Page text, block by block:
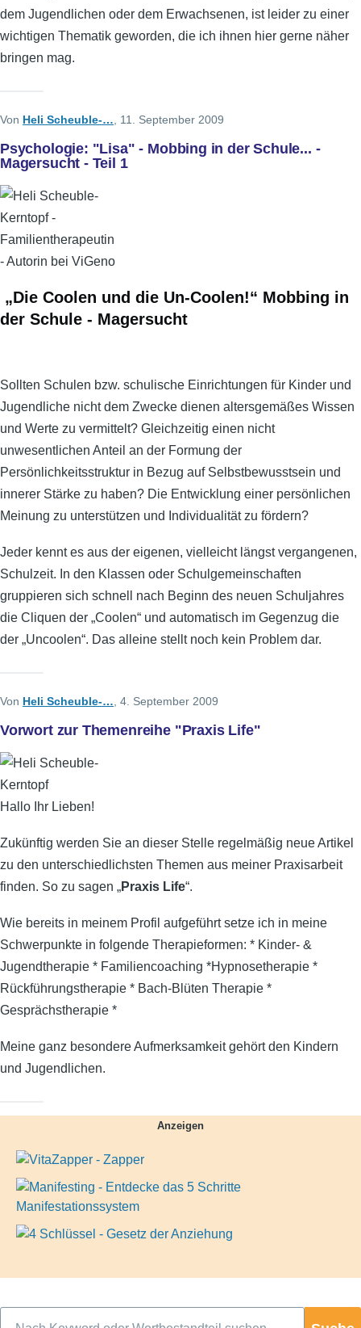
dem Jugendlichen oder dem Erwachsenen, ist leider zu einer
wichtigen Thematik geworden, die ich ihnen hier gerne näher
bringen mag.
Von Heli Scheuble-… , 11. September 2009
Psychologie: "Lisa" - Mobbing in der Schule... -
Magersucht - Teil 1
„Die Coolen und die Un-Coolen!“ Mobbing in
der Schule - Magersucht
Sollten Schulen bzw. schulische Einrichtungen für Kinder und
Jugendliche nicht dem Zwecke dienen altersgemäßes Wissen
und Werte zu vermittelt? Gleichzeitig einen nicht
unwesentlichen Anteil an der Formung der
Persönlichkeitsstruktur in Bezug auf Selbstbewusstsein und
innerer Stärke zu haben? Die Entwicklung einer persönlichen
Meinung zu unterstützen und Individualität zu fördern?
Jeder kennt es aus der eigenen, vielleicht längst vergangenen,
Schulzeit. In den Klassen oder Schulgemeinschaften
gruppieren sich schnell nach Beginn des neuen Schuljahres
die Cliquen der „Coolen“ und automatisch im Gegenzug die
der „Uncoolen“. Das alleine stellt noch kein Problem dar.
Von Heli Scheuble-… , 4. September 2009
Vorwort zur Themenreihe "Praxis Life"
Hallo Ihr Lieben!
Zukünftig werden Sie an dieser Stelle regelmäßig neue Artikel
zu den unterschiedlichsten Themen aus meiner Praxisarbeit
finden. So zu sagen „Praxis Life“.
Wie bereits in meinem Profil aufgeführt setze ich in meine
Schwerpunkte in folgende Therapieformen: * Kinder- &
Jugendtherapie * Familiencoaching *Hypnosetherapie *
Rückführungstherapie * Bach-Blüten Therapie *
Gesprächstherapie *
Meine ganz besondere Aufmerksamkeit gehört den Kindern
und Jugendlichen.
Anzeigen